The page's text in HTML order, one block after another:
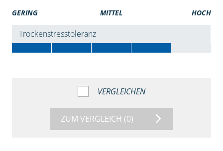
GERING MITTEL HOCH
Trockenstresstoleranz
VERGLEICHEN
ZUM VERGLEICH (0)